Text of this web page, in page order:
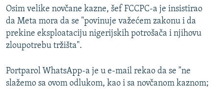
Osim velike novčane kazne, šef FCCPC-a je insistirao
da Meta mora da se "povinuje važećem zakonu i da
prekine eksploataciju nigerijskih potrošača i njihovu
zloupotrebu tržišta".
Portparol WhatsApp-a je u e-mail rekao da se "ne
slažemo sa ovom odlukom, kao i sa novčanom kaznom;